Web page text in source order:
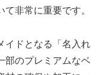
非常に重要です。
イドとなる「名入れ
部のプレミアムなベ